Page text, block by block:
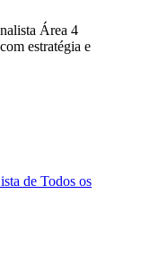
Área 4
estratégia e
de Todos os